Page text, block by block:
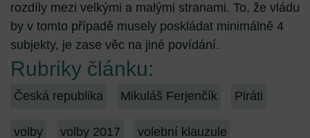
rozdíly mezi velkými a malými stranami. To, že vládu
by v tomto případě musely poskládat minimálně 4
subjekty, je zase věc na jiné povídání.
Rubriky článku:
Česká republika Mikuláš Ferjenčík Piráti
volby volby 2017 volební klauzule